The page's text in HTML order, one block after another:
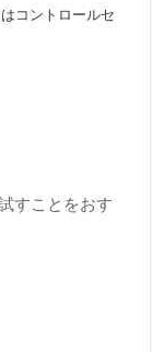
コントロールセ
すことをおす